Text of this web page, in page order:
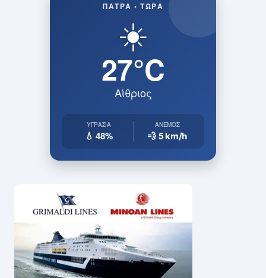
ΠΆΤΡΑ • ΤΏΡΑ
☀️
27°C
Αίθριος
ΥΓΡΑΣΊΑ
💧 48%
ΆΝΕΜΟΣ
💨 5km/h